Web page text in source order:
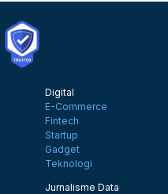
Digital
E-Commerce
Fintech
Startup
Gadget
Teknologi
Jurnalisme Data